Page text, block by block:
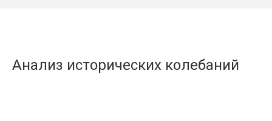
визуально оценить спектр и найти потенциальные